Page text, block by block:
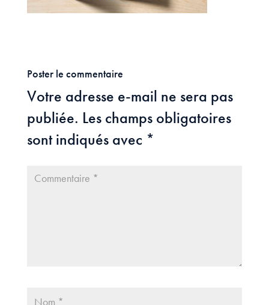
Poster le commentaire
Votre adresse e-mail ne sera pas
publiée. Les champs obligatoires
sont indiqués avec *